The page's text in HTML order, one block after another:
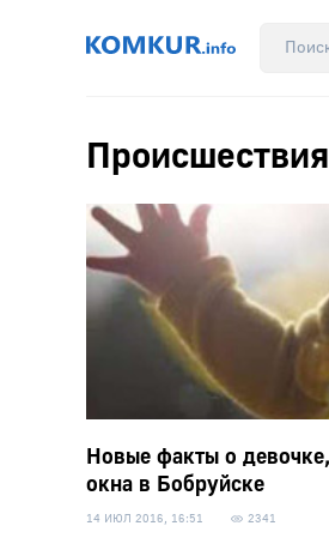
Происшествия
Новые факты о
окна в Бобруйске
14 ИЮЛ 2016, 16:51 2341